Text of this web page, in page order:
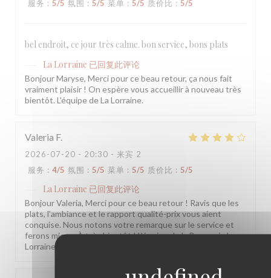
服务 : 5/5 氛围 : 5/5 菜单 : 5/5 质价比 : 5/5
bel endroit, ce jour très calme. bon service, bons plats
La Lorraine 已回复此评论
Bonjour Maryse, Merci pour ce beau retour, ça nous fait
vraiment plaisir ! On espère vous accueillir à nouveau très
bientôt. L'équipe de La Lorraine.
Valeria F
2026-07-20 - 20:30 - 来宾 2
服务 : 4/5 氛围 : 5/5 菜单 : 5/5 质价比 : 5/5
La Lorraine 已回复此评论
Bonjour Valeria, Merci pour ce beau retour ! Ravis que les
plats, l'ambiance et le rapport qualité-prix vous aient
conquise. Nous notons votre remarque sur le service et
ferons mieux. À très bientôt ! L'équipe de la Brasserie La
Lorraine.